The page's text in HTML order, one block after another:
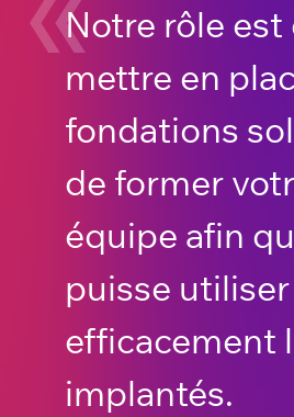
Notre rôle est
mettre en
fondations
de former
équipe afin
puisse utiliser
efficacement
implantés.